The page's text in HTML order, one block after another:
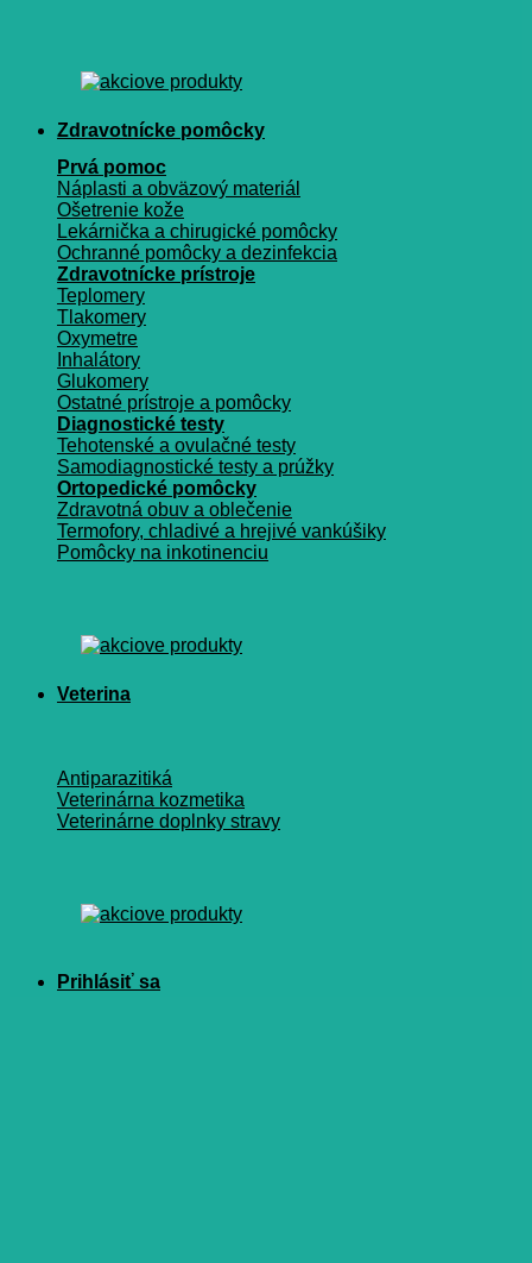
Zdravotnícke pomôcky
Prvá pomoc
Náplasti a obväzový materiál
Ošetrenie kože
Lekárnička a chirugické pomôcky
Ochranné pomôcky a dezinfekcia
Zdravotnícke prístroje
Teplomery
Tlakomery
Oxymetre
Inhalátory
Glukomery
Ostatné prístroje a pomôcky
Diagnostické testy
Tehotenské a ovulačné testy
Samodiagnostické testy a prúžky
Ortopedické pomôcky
Zdravotná obuv a oblečenie
Termofory, chladivé a hrejivé vankúšiky
Pomôcky na inkotinenciu
Veterina
Antiparazitiká
Veterinárna kozmetika
Veterinárne doplnky stravy